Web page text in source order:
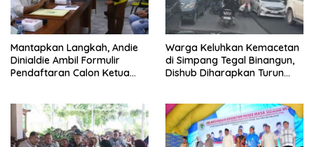
Mantapkan Langkah, Andie
Dinialdie Ambil Formulir
Pendaftaran Calon Ketua
Warga Keluhkan Kemacetan
di Simpang Tegal Binangun,
Dishub Diharapkan Turun